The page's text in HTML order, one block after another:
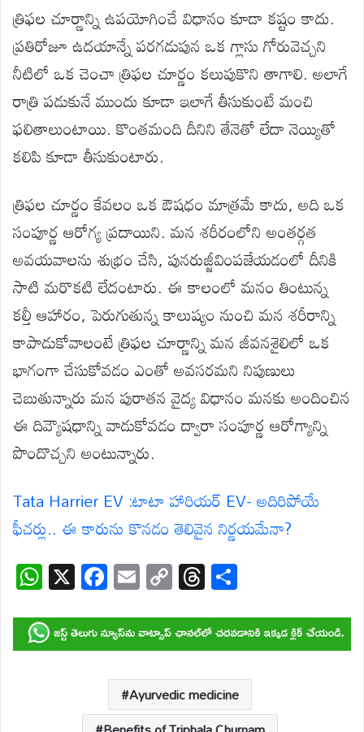
త్రిఫల చూర్ణాన్ని ఉపయోగించే విధానం కూడా కష్టం కాదు.
ప్రతిరోజూ ఉదయాన్నే పరగడుపున ఒక గ్లాసు గోరువెచ్చని
నీటిలో ఒక చెంచా త్రిఫల చూర్ణం కలుపుకొని తాగాలి. అలాగే
రాత్రి పడుకునే ముందు కూడా ఇలాగే తీసుకుంటే మంచి
ఫలితాలుంటాయి. కొంతమంది దీనిని తేనెతో లేదా నెయ్యితో
కలిపి కూడా తీసుకుంటారు.
త్రిఫల చూర్ణం కేవలం ఒక ఔషధం మాత్రమే కాదు, అది ఒక
సంపూర్ణ ఆరోగ్య ప్రదాయిని. మన శరీరంలోని అంతర్గత
అవయవాలను శుభ్రం చేసి, పునరుజ్జీవింపజేయడంలో దీనికి
సాటి మరొకటి లేదంటారు. ఈ కాలంలో మనం తింటున్న
కల్తీ ఆహారం, పెరుగుతున్న కాలుష్యం నుంచి మన శరీరాన్ని
కాపాడుకోవాలంటే త్రిఫల చూర్ణాన్ని మన జీవనశైలిలో ఒక
భాగంగా చేసుకోవడం ఎంతో అవసరమని నిపుణులు
చెబుతున్నారు మన పురాతన వైద్య విధానం మనకు అందించిన
ఈ దివ్యౌషధాన్ని వాడుకోవడం ద్వారా సంపూర్ణ ఆరోగ్యాన్ని
పొందొచ్చని అంటున్నారు.
Tata Harrier EV :టాటా హారియర్ EV- అదిరిపోయే
ఫీచర్లు.. ఈ కారును కొనడం తెలివైన నిర్ణయమేనా?
W
h
at
s
X F
ac
e
b
o
o
E
m
ail
C
o
p
y
Li
n
T
hr
e
a
d
s
ar
e
Ayurvedic medicine